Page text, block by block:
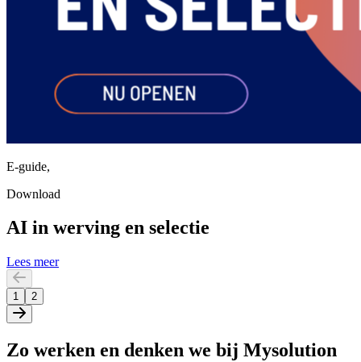
E-guide,
Download
AI in werving en selectie
Lees meer
1 2
Zo werken en denken we bij Mysolution